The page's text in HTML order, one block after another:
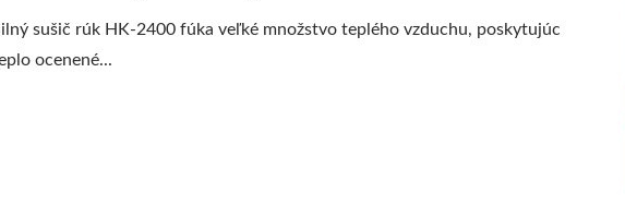
sušič rúk HK-2400 fúka veľké množstvo teplého vzduchu, poskytujúc
ocenené...